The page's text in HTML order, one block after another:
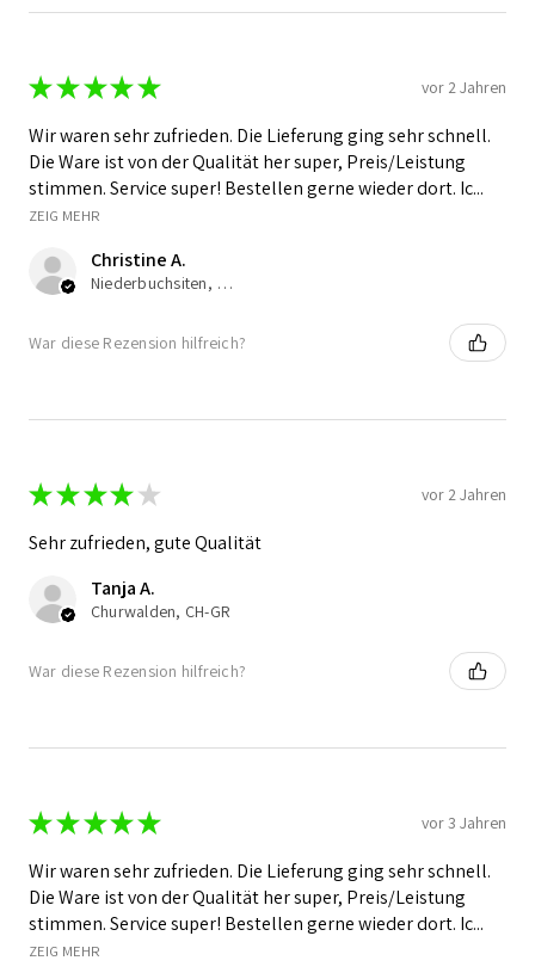
★★ ★★★ vor 2 Jahren
Wir waren sehr zufrieden. Die Lieferung ging sehr schnell.
Die Ware ist von der Qualität her super, Preis/Leistung
stimmen. Service super! Bestellen gerne wieder dort. Ic...
ZEIG MEHR
Christine A.
Niederbuchsiten, CH-SO
War diese Rezension hilfreich?
★★ ★★ ★ vor 2 Jahren
Sehr zufrieden, gute Qualität
Tanja A.
Churwalden, CH-GR
War diese Rezension hilfreich?
★★ ★★★ vor 3 Jahren
Wir waren sehr zufrieden. Die Lieferung ging sehr schnell.
Die Ware ist von der Qualität her super, Preis/Leistung
stimmen. Service super! Bestellen gerne wieder dort. Ic...
ZEIG MEHR